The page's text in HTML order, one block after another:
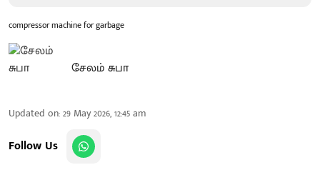
compressor machine for garbage
சேலம் சுபா
Updated on:29 May 2026, 12:45 am
Follow Us